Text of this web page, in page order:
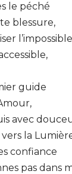
le péché
blessure,
l’impossible
guide
avec
la
confiance
pas dans